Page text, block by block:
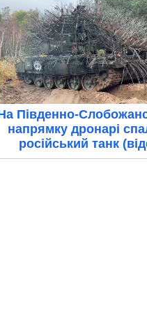
Південно-
напрямку дронарі
російський танк